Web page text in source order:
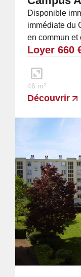
Disponible
immédiate du
en commun et
découvrir ce
Loyer 660
46 m²
Découvrir